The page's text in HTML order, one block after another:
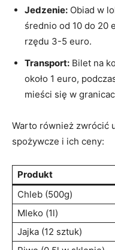
Jedzenie: Obiad w
średnio od 10 do 20
rzędu⁣ 3-5 euro.
Transport: ⁤Bilet ⁢na
około 1​ euro,
mieści się w
Warto również zwrócić
spożywcze i ‍ich ceny:
Produkt
Chleb (500g)
Mleko (1l)
Jajka (12 sztuk)